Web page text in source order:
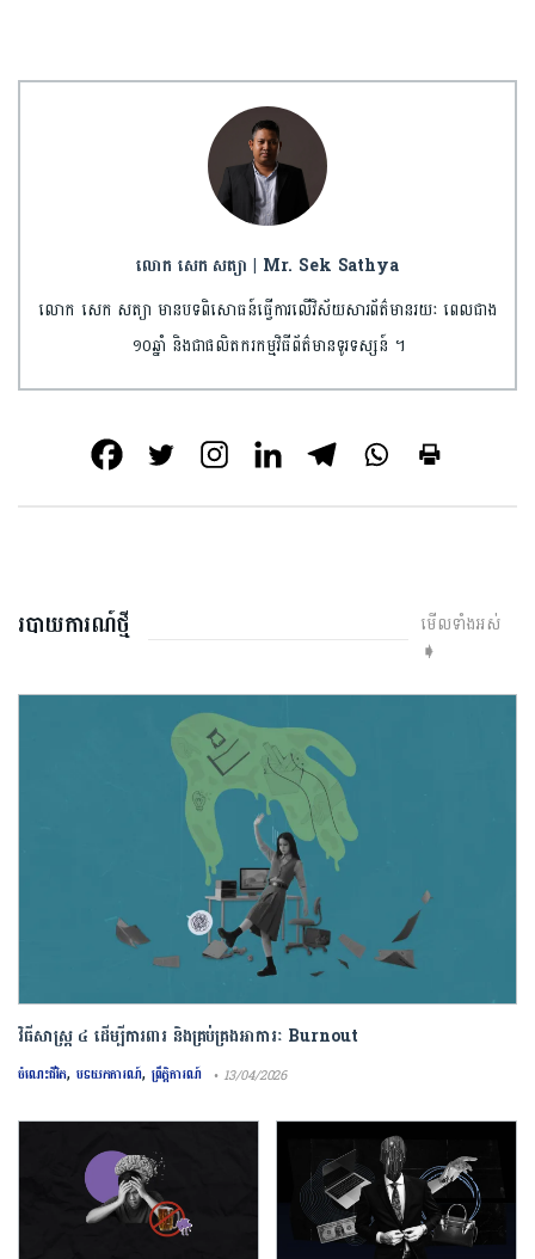
លោក សេក សត្យា | Mr. Sek Sathya
លោក សេក សត្យា មានបទពិសោធន៍ធ្វើការលើវិស័យសារព័ត៌មានរយៈ ពេលជាង
១០ឆ្នាំ និងជាផលិតករកម្មវិធីព័ត៌មានទូរទស្សន៍ ។
របាយការណ៍ថ្មី
មើលទាំងអស់
➧
វិធីសាស្រ្ត ៤ ​ដើម្បី​ការពារ និងគ្រប់គ្រង​អាការៈ Burnout
ចំណេះជីវិត, បទយកការណ៍, ព្រឹត្តិការណ៍ • 13/04/2026